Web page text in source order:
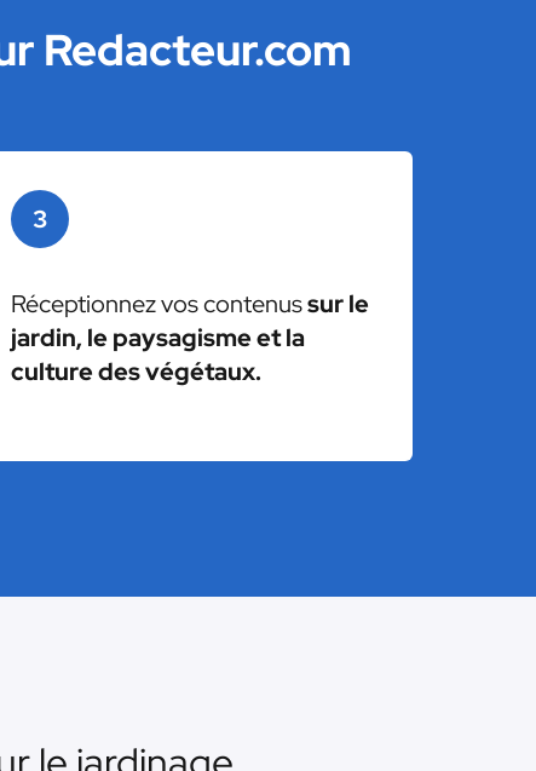
Redacteur.com
3
Réceptionnez vos contenussur le
jardin, le paysagisme et la
culture des végétaux.